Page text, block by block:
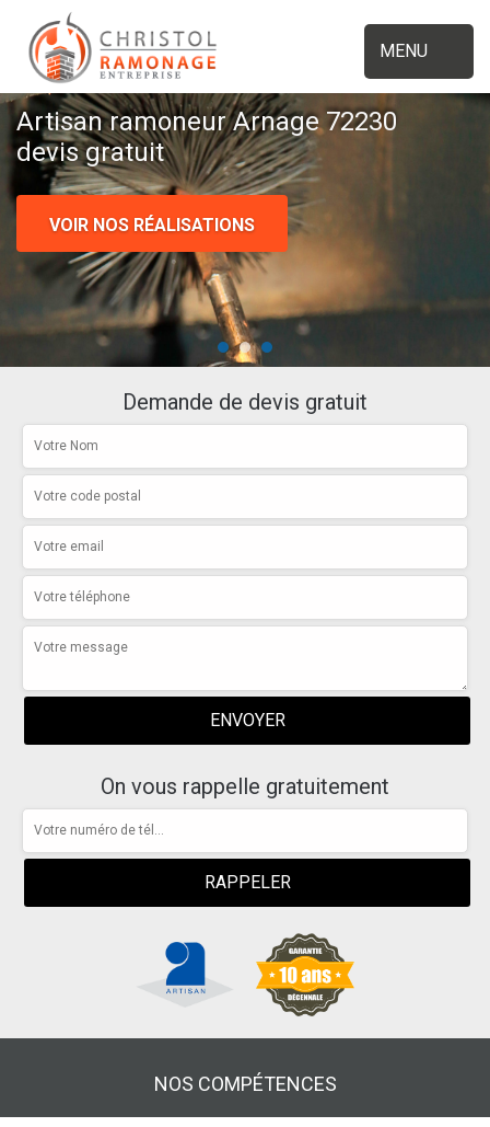
MENU
Artisan ramoneur Arnage 72230
devis gratuit
VOIR NOS RÉALISATIONS
Demande de devis gratuit
On vous rappelle gratuitement
NOS COMPÉTENCES